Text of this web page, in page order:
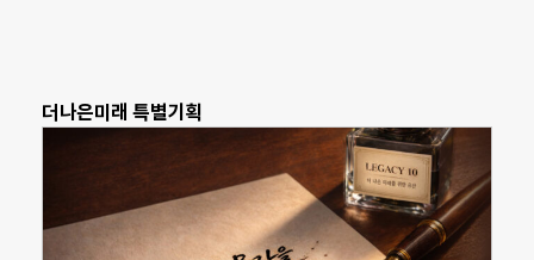
더나은미래 특별기획